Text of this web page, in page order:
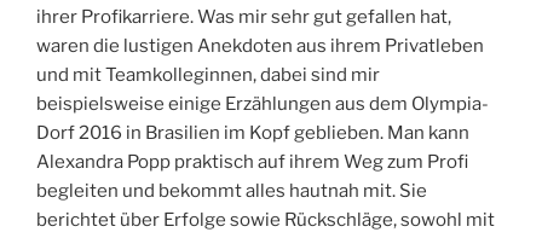
ihrer Profikarriere. Was mir sehr gut gefallen hat,
waren die lustigen Anekdoten aus ihrem Privatleben
und mit Teamkolleginnen, dabei sind mir
beispielsweise einige Erzählungen aus dem Olympia-
Dorf 2016 in Brasilien im Kopf geblieben. Man kann
Alexandra Popp praktisch auf ihrem Weg zum Profi
begleiten und bekommt alles hautnah mit. Sie
berichtet über Erfolge sowie Rückschläge, sowohl mit